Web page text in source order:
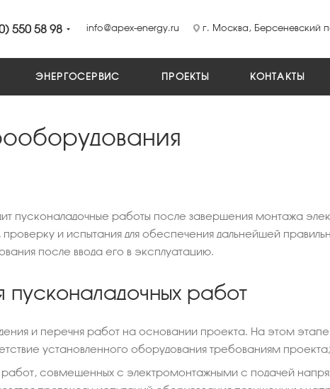
550 58 98 info@apex-energy.ru г. Москва, Берсеневский
ЭНЕРГОСЕРВИС ПРОЕКТЫ КОНТАКТЫ
пусконаладочные работы после завершения монтажа
и испытания для обеспечения дальнейшей
после ввода его в эксплуатацию.
пусконаладочных работ
и перечня работ на основании проекта. На этом
установленного оборудования требованиям проекта;
работ, совмещенных с электромонтажными с подачей